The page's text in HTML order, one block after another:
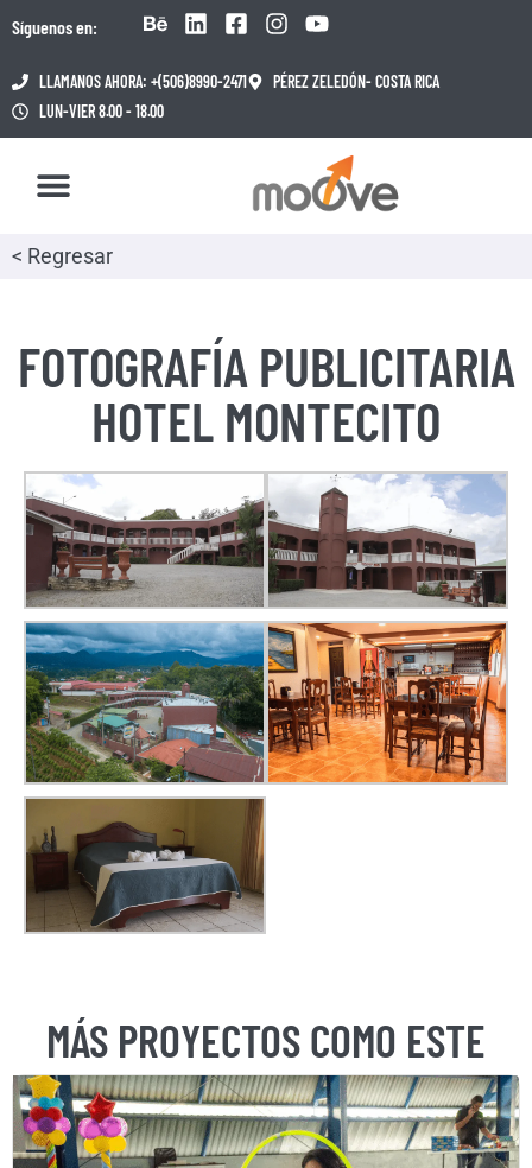
Síguenos en:
LLAMANOS AHORA: +(506)8990-2471
PÉREZ ZELEDÓN- COSTA RICA
LUN-VIER 8.00 - 18.00
< Regresar
FOTOGRAFÍA PUBLICITARIA
HOTEL MONTECITO
MÁS PROYECTOS COMO ESTE